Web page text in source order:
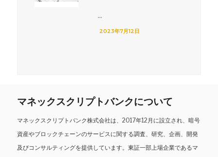
...
2023年7月12日
マネックスクリプトバンクについて
マネックスクリプトバンク株式会社は、2017年12月に設立され、暗号
資産やブロックチェーンのサービスに関する調査、研究、企画、開発
及びコンサルティングを提供しています。東証一部上場企業であるマ